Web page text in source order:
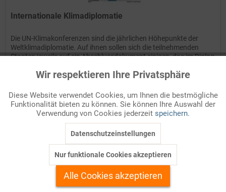
Internationale Klimadiplomatie
Die UN-Klimakonferenzen sind die jährlichen Höhepunkte der
Weltklimadiplomatie. Auf ihnen sollen sich die teilnehmenden
Staaten jeweils auf ein Abschlussdokument einigen, das im Dialog
Auf Ihren Merkzettel setzen
Funktionale Aktiv
Marketing Inaktiv
Personalisierung Inaktiv
Wir respektieren Ihre Privatsphäre
Diese Website verwendet Cookies, um Ihnen die bestmögliche
Funktionalität bieten zu können. Sie können Ihre Auswahl der
Verwendung von Cookies jederzeit speichern.
Datenschutzeinstellungen
Nur funktionale Cookies akzeptieren
Alle Cookies akzeptieren